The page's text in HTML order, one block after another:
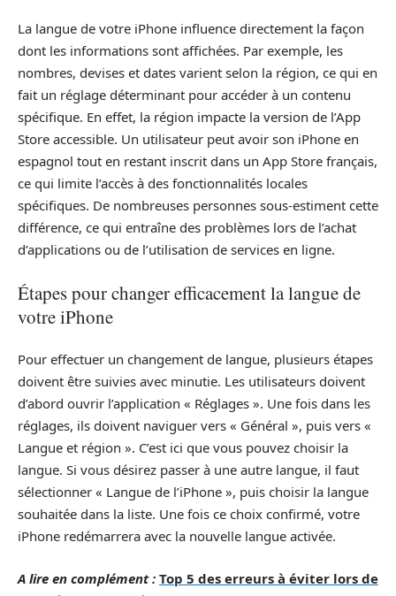
La langue de votre iPhone influence directement la façon
dont les informations sont affichées. Par exemple, les
nombres, devises et dates varient selon la région, ce qui en
fait un réglage déterminant pour accéder à un contenu
spécifique. En effet, la région impacte la version de l’App
Store accessible. Un utilisateur peut avoir son iPhone en
espagnol tout en restant inscrit dans un App Store français,
ce qui limite l’accès à des fonctionnalités locales
spécifiques. De nombreuses personnes sous-estiment cette
différence, ce qui entraîne des problèmes lors de l’achat
d’applications ou de l’utilisation de services en ligne.
Étapes pour changer efficacement la langue de
votre iPhone
Pour effectuer un changement de langue, plusieurs étapes
doivent être suivies avec minutie. Les utilisateurs doivent
d’abord ouvrir l’application « Réglages ». Une fois dans les
réglages, ils doivent naviguer vers « Général », puis vers «
Langue et région ». C’est ici que vous pouvez choisir la
langue. Si vous désirez passer à une autre langue, il faut
sélectionner « Langue de l’iPhone », puis choisir la langue
souhaitée dans la liste. Une fois ce choix confirmé, votre
iPhone redémarrera avec la nouvelle langue activée.
A lire en complément : Top 5 des erreurs à éviter lors de